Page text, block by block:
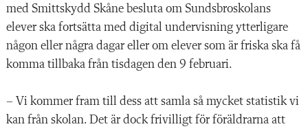
med Smittskydd Skåne besluta om Sundsbroskolans
elever ska fortsätta med digital undervisning ytterligare
någon eller några dagar eller om elever som är friska ska få
komma tillbaka från tisdagen den 9 februari.
– Vi kommer fram till dess att samla så mycket statistik vi
kan från skolan. Det är dock frivilligt för föräldrarna att